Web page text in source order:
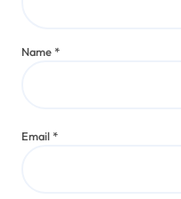
Name*
Email*